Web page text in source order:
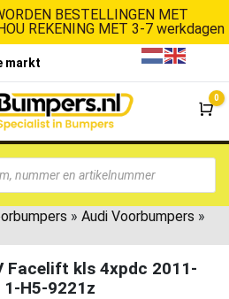
BESTELLINGEN MET
REKENING MET 3-7 werkdagen
markt
0
» Audi Voorbumpers »
Facelift kls 4xpdc 2011-
1-H5-9221z